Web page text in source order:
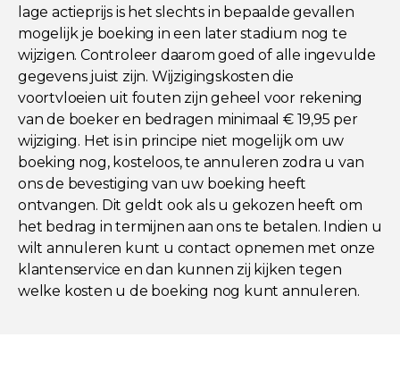
lage actieprijs is het slechts in bepaalde gevallen
mogelijk je boeking in een later stadium nog te
wijzigen. Controleer daarom goed of alle ingevulde
gegevens juist zijn. Wijzigingskosten die
voortvloeien uit fouten zijn geheel voor rekening
van de boeker en bedragen minimaal € 19,95 per
wijziging. Het is in principe niet mogelijk om uw
boeking nog, kosteloos, te annuleren zodra u van
ons de bevestiging van uw boeking heeft
ontvangen. Dit geldt ook als u gekozen heeft om
het bedrag in termijnen aan ons te betalen. Indien u
wilt annuleren kunt u contact opnemen met onze
klantenservice en dan kunnen zij kijken tegen
welke kosten u de boeking nog kunt annuleren.